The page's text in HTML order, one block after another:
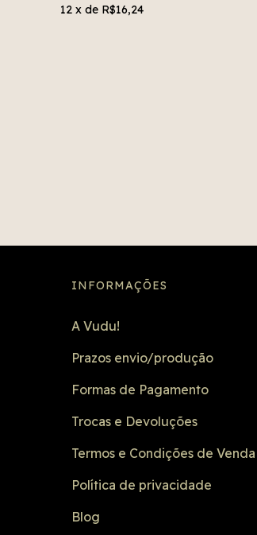
12 x de R$16,24
INFORMAÇÕES
A Vudu!
Prazos envio/produção
Formas de Pagamento
Trocas e Devoluções
Termos e Condições de Venda
Política de privacidade
Blog